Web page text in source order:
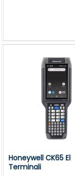
Honeywell CK65 El
Terminali